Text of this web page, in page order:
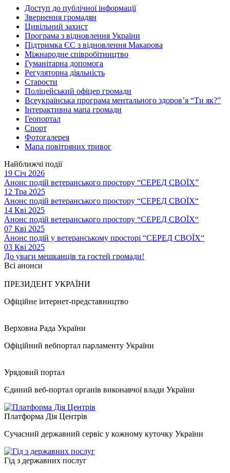
Доступ до публічної інформації
Звернення громадян
Цивільний захист
Програма з відновлення України
Підтримка ЄС з відновлення Макарова
Міжнародне співробітництво
Гуманітарна допомога
Регуляторна діяльність
Старости
Поліцейський офіцер громади
Всеукраїнська програма ментального здоров’я “Ти як?”
Інтерактивна мапа громади
Геопортал
Спорт
Фотогалерея
Мапа повітряних тривог
Найближчі події
19 Січ 2026
Анонс подій ветеранського простору “СЕРЕД СВОЇХ”
12 Тра 2025
Анонс подій ветеранського простору “СЕРЕД СВОЇХ“
14 Кві 2025
Анонс подій ветеранського простору “СЕРЕД СВОЇХ“
07 Кві 2025
Анонс подій у ветеранському просторі “СЕРЕД СВОЇХ“
03 Кві 2025
До уваги мешканців та гостей громади!
Всі анонси
ПРЕЗИДЕНТ УКРАЇНИ
Офіційне інтернет-представництво
Верховна Рада України
Офіційний вебпортал парламенту України
Урядовий портал
Єдиний веб-портал органів виконавчої влади України
Платформа Дія Центрів
Сучасний державний сервіс у кожному куточку України
Гід з державних послуг